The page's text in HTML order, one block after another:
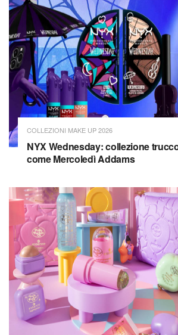
COLLEZIONI MAKE UP 2026
NYX Wednesday: collezione
come Mercoledì Addams